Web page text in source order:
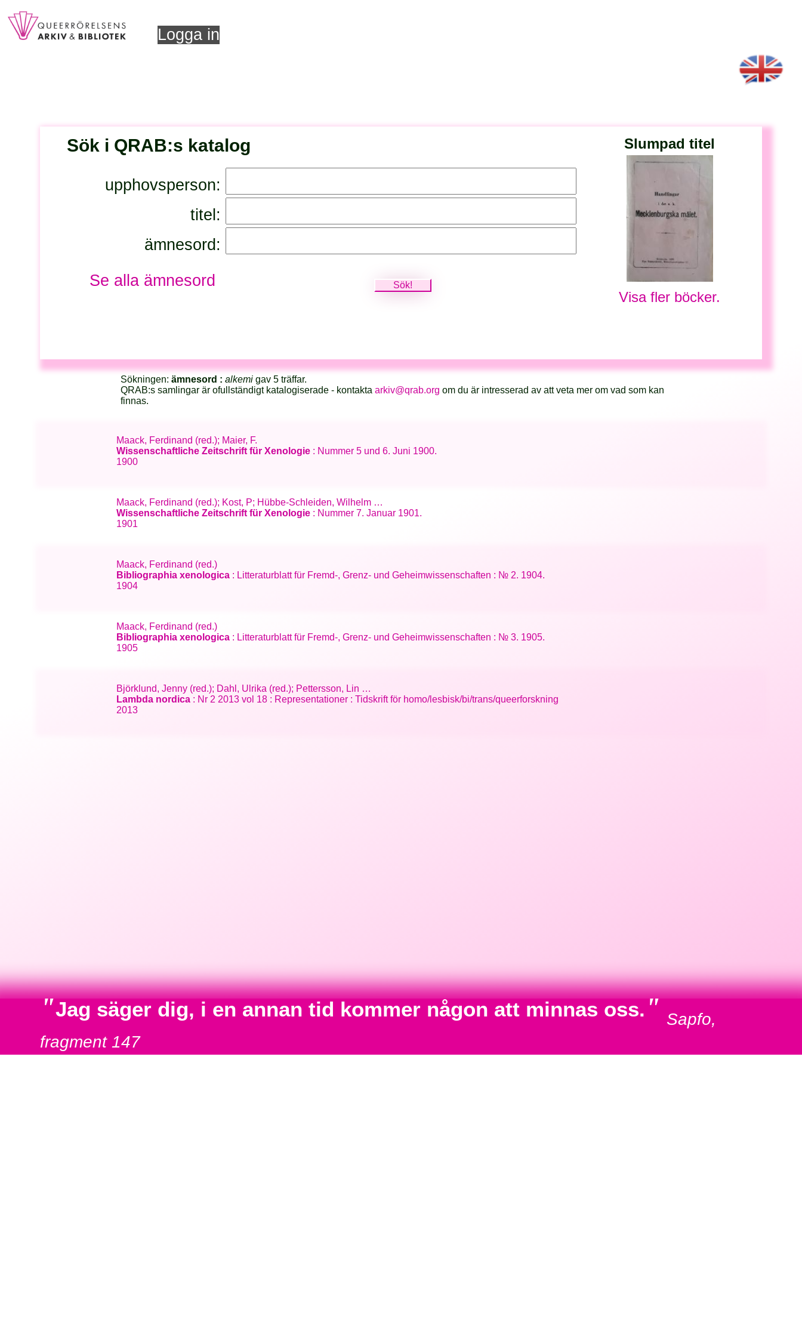
Logga in
Sök i QRAB:s katalog
upphovsperson:
titel:
ämnesord:
Se alla ämnesord
Slumpad titel
Visa fler böcker.
Sökningen: ämnesord : alkemigav 5 träffar.
QRAB:s samlingar är ofullständigt katalogiserade - kontakta arkiv@qrab.org om du är intresserad av att veta mer om vad som kan
finnas.
Maack, Ferdinand (red.); Maier, F.
Wissenschaftliche Zeitschrift für Xenologie : Nummer 5 und 6. Juni 1900.
1900
Maack, Ferdinand (red.); Kost, P; Hübbe-Schleiden, Wilhelm …
Wissenschaftliche Zeitschrift für Xenologie : Nummer 7. Januar 1901.
1901
Maack, Ferdinand (red.)
Bibliographia xenologica : Litteraturblatt für Fremd-, Grenz- und Geheimwissenschaften : № 2. 1904.
1904
Maack, Ferdinand (red.)
Bibliographia xenologica : Litteraturblatt für Fremd-, Grenz- und Geheimwissenschaften : № 3. 1905.
1905
Björklund, Jenny (red.); Dahl, Ulrika (red.); Pettersson, Lin …
Lambda nordica : Nr 2 2013 vol 18 : Representationer : Tidskrift för homo/lesbisk/bi/trans/queerforskning
2013
"Jag säger dig, i en annan tid kommer någon att minnas oss." Sapfo,
fragment 147